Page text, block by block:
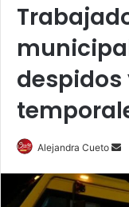
Alejandra Cueto